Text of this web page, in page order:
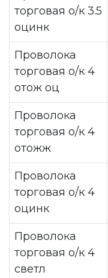
торговая о/к 3.5
оцинк
Проволока
торговая о/к 4
отож оц
Проволока
торговая о/к 4
отожж
Проволока
торговая о/к 4
оцинк
Проволока
торговая о/к 4
светл